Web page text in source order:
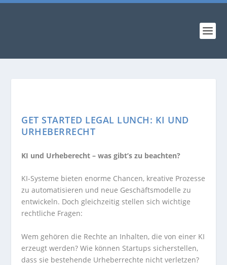
GET STARTED LEGAL LUNCH: KI UND
URHEBERRECHT
KI und Urheberecht – was gibt’s zu beachten?
KI-Systeme bieten enorme Chancen, kreative Prozesse
zu automatisieren und neue Geschäftsmodelle zu
entwickeln. Doch gleichzeitig stellen sich wichtige
rechtliche Fragen:
Wem gehören die Rechte an Inhalten, die von einer KI
erzeugt werden? Wie können Startups sicherstellen,
dass sie bestehende Urheberrechte nicht verletzen?